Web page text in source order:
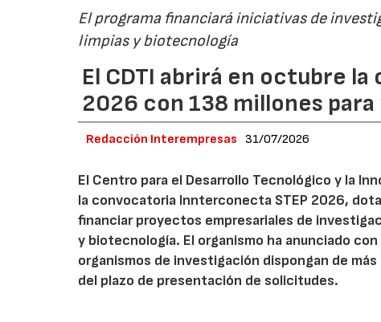
El programa financiará iniciativas de
limpias y biotecnología
El CDTI abrirá en octubre
2026 con 138 millones
Redacción Interempresas 31/07/2026
El Centro para el Desarrollo Tecnológico y la
la convocatoria Innterconecta STEP 2026,
financiar proyectos empresariales de
y biotecnología. El organismo ha anunciado
organismos de investigación dispongan de
del plazo de presentación de solicitudes.